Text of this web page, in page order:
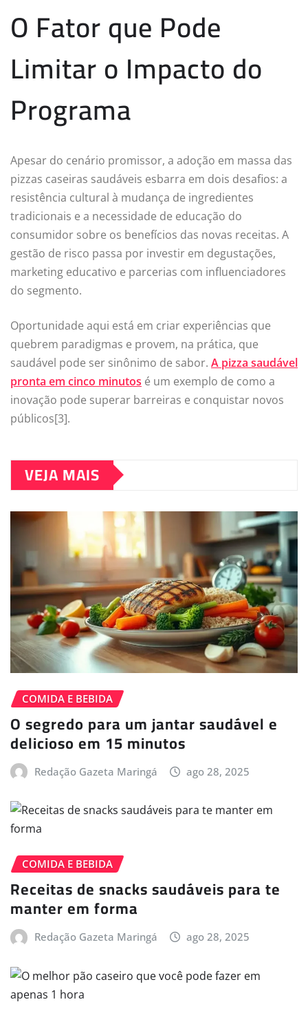
O Fator que Pode
Limitar o Impacto do
Programa
Apesar do cenário promissor, a adoção em massa das
pizzas caseiras saudáveis esbarra em dois desafios: a
resistência cultural à mudança de ingredientes
tradicionais e a necessidade de educação do
consumidor sobre os benefícios das novas receitas. A
gestão de risco passa por investir em degustações,
marketing educativo e parcerias com influenciadores
do segmento.
Oportunidade aqui está em criar experiências que
quebrem paradigmas e provem, na prática, que
saudável pode ser sinônimo de sabor. A pizza saudável
pronta em cinco minutos é um exemplo de como a
inovação pode superar barreiras e conquistar novos
públicos[3].
VEJA MAIS
COMIDA E BEBIDA
O segredo para um jantar saudável e
delicioso em 15 minutos
Redação Gazeta Maringá ago 28, 2025
COMIDA E BEBIDA
Receitas de snacks saudáveis para te
manter em forma
Redação Gazeta Maringá ago 28, 2025